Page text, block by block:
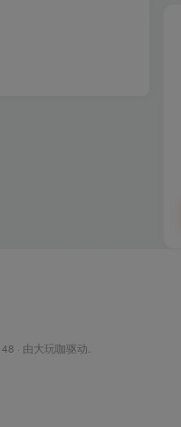
· 由大玩咖驱动.